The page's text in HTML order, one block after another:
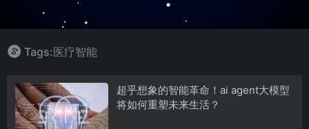
Tags:医疗智能
超乎想象的智能革命！ai agent大模型
将如何重塑未来生活？